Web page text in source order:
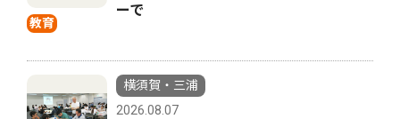
教育
ーで
横須賀・三浦
2026.08.07